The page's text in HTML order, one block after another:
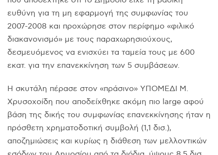
ευθύνη για τη μη εφαρμογή της συμφωνίας του
2007-2008 και προχώρησε στον περίφημο «φιλικό
διακανονισμό» με τους παραχωρησιούχους,
δεσμευόμενος να ενισχύει τα ταμεία τους με 600
εκατ. για την επανεκκίνηση των 5 συμβάσεων.
H σκυτάλη πέρασε στον «πράσινο» YΠOMEΔI M.
Xρυσοχοίδη που αποδείχθηκε ακόμη πιο large αφού
βάση της δικής του συμφωνίας επανεκκίνησης ήταν η
πρόσθετη χρηματοδοτική συμβολή (1,1 δισ.),
αποζημιώσεις και κυρίως η διάθεση των μελλοντικών